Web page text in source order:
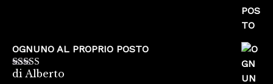
OGNUNO AL PROPRIO POSTO
Valutato5su
di Alberto